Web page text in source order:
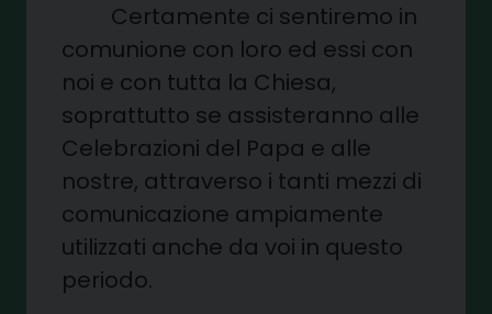
Certamente ci sentiremo in
comunione con loro ed essi con
noi e con tutta la Chiesa,
soprattutto se assisteranno alle
Celebrazioni del Papa e alle
nostre, attraverso i tanti mezzi di
comunicazione ampiamente
utilizzati anche da voi in questo
periodo.